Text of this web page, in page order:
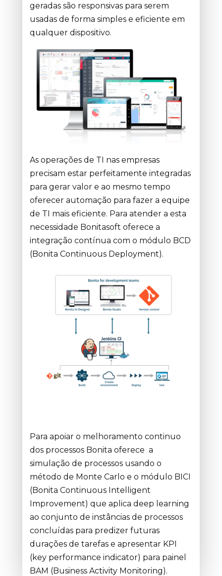
geradas são responsivas para serem
usadas de forma simples e eficiente em
qualquer dispositivo.
As operações de TI nas empresas
precisam estar perfeitamente integradas
para gerar valor e ao mesmo tempo
oferecer automação para fazer a equipe
de TI mais eficiente. Para atender a esta
necessidade Bonitasoft oferece a
integração contínua com o módulo BCD
(Bonita Continuous Deployment).
Para apoiar o melhoramento continuo
dos processos Bonita oferece a
simulação de processos usando o
método de Monte Carlo e o módulo BICI
(Bonita Continuous Intelligent
Improvement) que aplica deep learning
ao conjunto de instâncias de processos
concluídas para predizer futuras
durações de tarefas e apresentar KPI
(key performance indicator) para painel
BAM (Business Activity Monitoring).